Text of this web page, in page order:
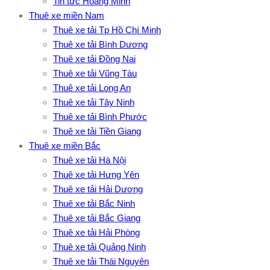
Thuê xe miền Nam
Thuê xe tải Tp Hồ Chí Minh
Thuê xe tải Bình Dương
Thuê xe tải Đồng Nai
Thuê xe tải Vũng Tàu
Thuê xe tải Long An
Thuê xe tải Tây Ninh
Thuê xe tải Bình Phước
Thuê xe tải Tiền Giang
Thuê xe miền Bắc
Thuê xe tải Hà Nội
Thuê xe tải Hưng Yên
Thuê xe tải Hải Dương
Thuê xe tải Bắc Ninh
Thuê xe tải Bắc Giang
Thuê xe tải Hải Phòng
Thuê xe tải Quảng Ninh
Thuê xe tải Thái Nguyên